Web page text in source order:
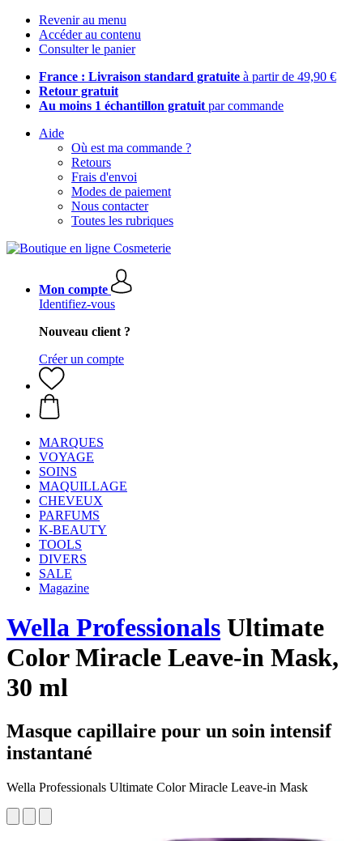
Revenir au menu
Accéder au contenu
Consulter le panier
France : Livraison standard gratuite à partir de 49,90 €
Retour gratuit
Au moins 1 échantillon gratuit par commande
Aide
Où est ma commande ?
Retours
Frais d'envoi
Modes de paiement
Nous contacter
Toutes les rubriques
Mon compte
Identifiez-vous
Nouveau client ?
Créer un compte
MARQUES
VOYAGE
SOINS
MAQUILLAGE
CHEVEUX
PARFUMS
K-BEAUTY
TOOLS
DIVERS
SALE
Magazine
Wella Professionals Ultimate
Color Miracle Leave-in Mask,
30 ml
Masque capillaire pour un soin intensif
instantané
Wella Professionals Ultimate Color Miracle Leave-in Mask